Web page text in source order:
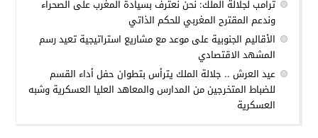
ترامب لجلالة الملك: نحن نعترف بسيادة المغرب على الصحراء
وندعم المقترح المغربي للحكم الذاتي
الأقاليم الجنوبية على موعد مع مشاريع استراتيجية تعيد رسم
المشهد الاقتصادي
عيد العرش .. جلالة الملك يترأس بتطوان حفل أداء القسم
للضباط المتخرجين من المدارس والمعاهد العليا العسكرية وشبه
العسكرية